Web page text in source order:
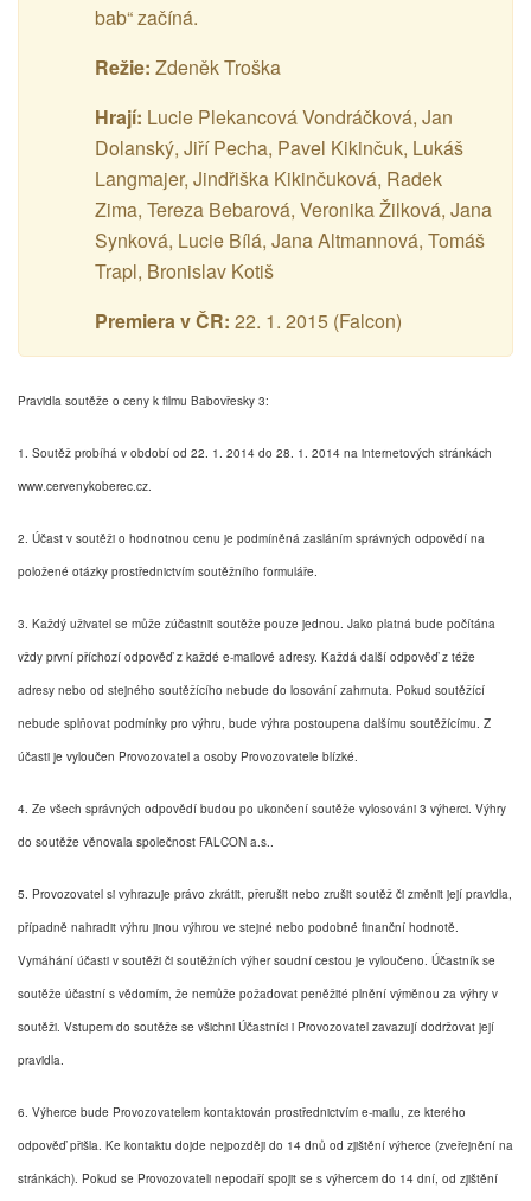
bab“ začíná.
Režie: Zdeněk Troška
Hrají: Lucie Plekancová Vondráčková, Jan
Dolanský, Jiří Pecha, Pavel Kikinčuk, Lukáš
Langmajer, Jindřiška Kikinčuková, Radek
Zima, Tereza Bebarová, Veronika Žilková, Jana
Synková, Lucie Bílá, Jana Altmannová, Tomáš
Trapl, Bronislav Kotiš
Premiera v ČR: 22. 1. 2015 (Falcon)
Pravidla soutěže o ceny k filmu Babovřesky 3:
1. Soutěž probíhá v období od 22. 1. 2014 do 28. 1. 2014 na internetových stránkách
www.cervenykoberec.cz.
2. Účast v soutěži o hodnotnou cenu je podmíněná zasláním správných odpovědí na
položené otázky prostřednictvím soutěžního formuláře.
3. Každý uživatel se může zúčastnit soutěže pouze jednou. Jako platná bude počítána
vždy první příchozí odpověď z každé e-mailové adresy. Každá další odpověď z téže
adresy nebo od stejného soutěžícího nebude do losování zahrnuta. Pokud soutěžící
nebude splňovat podmínky pro výhru, bude výhra postoupena dalšímu soutěžícímu. Z
účasti je vyloučen Provozovatel a osoby Provozovatele blízké.
4. Ze všech správných odpovědí budou po ukončení soutěže vylosováni 3 výherci. Výhry
do soutěže věnovala společnost FALCON a.s..
5. Provozovatel si vyhrazuje právo zkrátit, přerušit nebo zrušit soutěž či změnit její pravidla,
případně nahradit výhru jinou výhrou ve stejné nebo podobné finanční hodnotě.
Vymáhání účasti v soutěži či soutěžních výher soudní cestou je vyloučeno. Účastník se
soutěže účastní s vědomím, že nemůže požadovat peněžité plnění výměnou za výhry v
soutěži. Vstupem do soutěže se všichni Účastníci i Provozovatel zavazují dodržovat její
pravidla.
6. Výherce bude Provozovatelem kontaktován prostřednictvím e-mailu, ze kterého
odpověď přišla. Ke kontaktu dojde nejpozději do 14 dnů od zjištění výherce (zveřejnění na
stránkách). Pokud se Provozovateli nepodaří spojit se s výhercem do 14 dní, od zjištění